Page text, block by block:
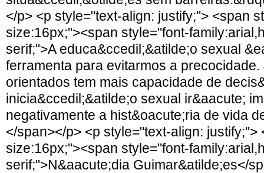
</p> <p style="text-align: justify;"> <span
size:16px;"><span style="font-
serif;">A educa&ccedil;&atilde;o sexual
ferramenta para evitarmos a
orientados tem mais capacidade de
inicia&ccedil;&atilde;o sexual ir&aacute;
negativamente a hist&oacute;ria de vida
</span></p> <p style="text-align: justify;">
size:16px;"><span style="font-
serif;">N&aacute;dia Guimar&atilde;es</